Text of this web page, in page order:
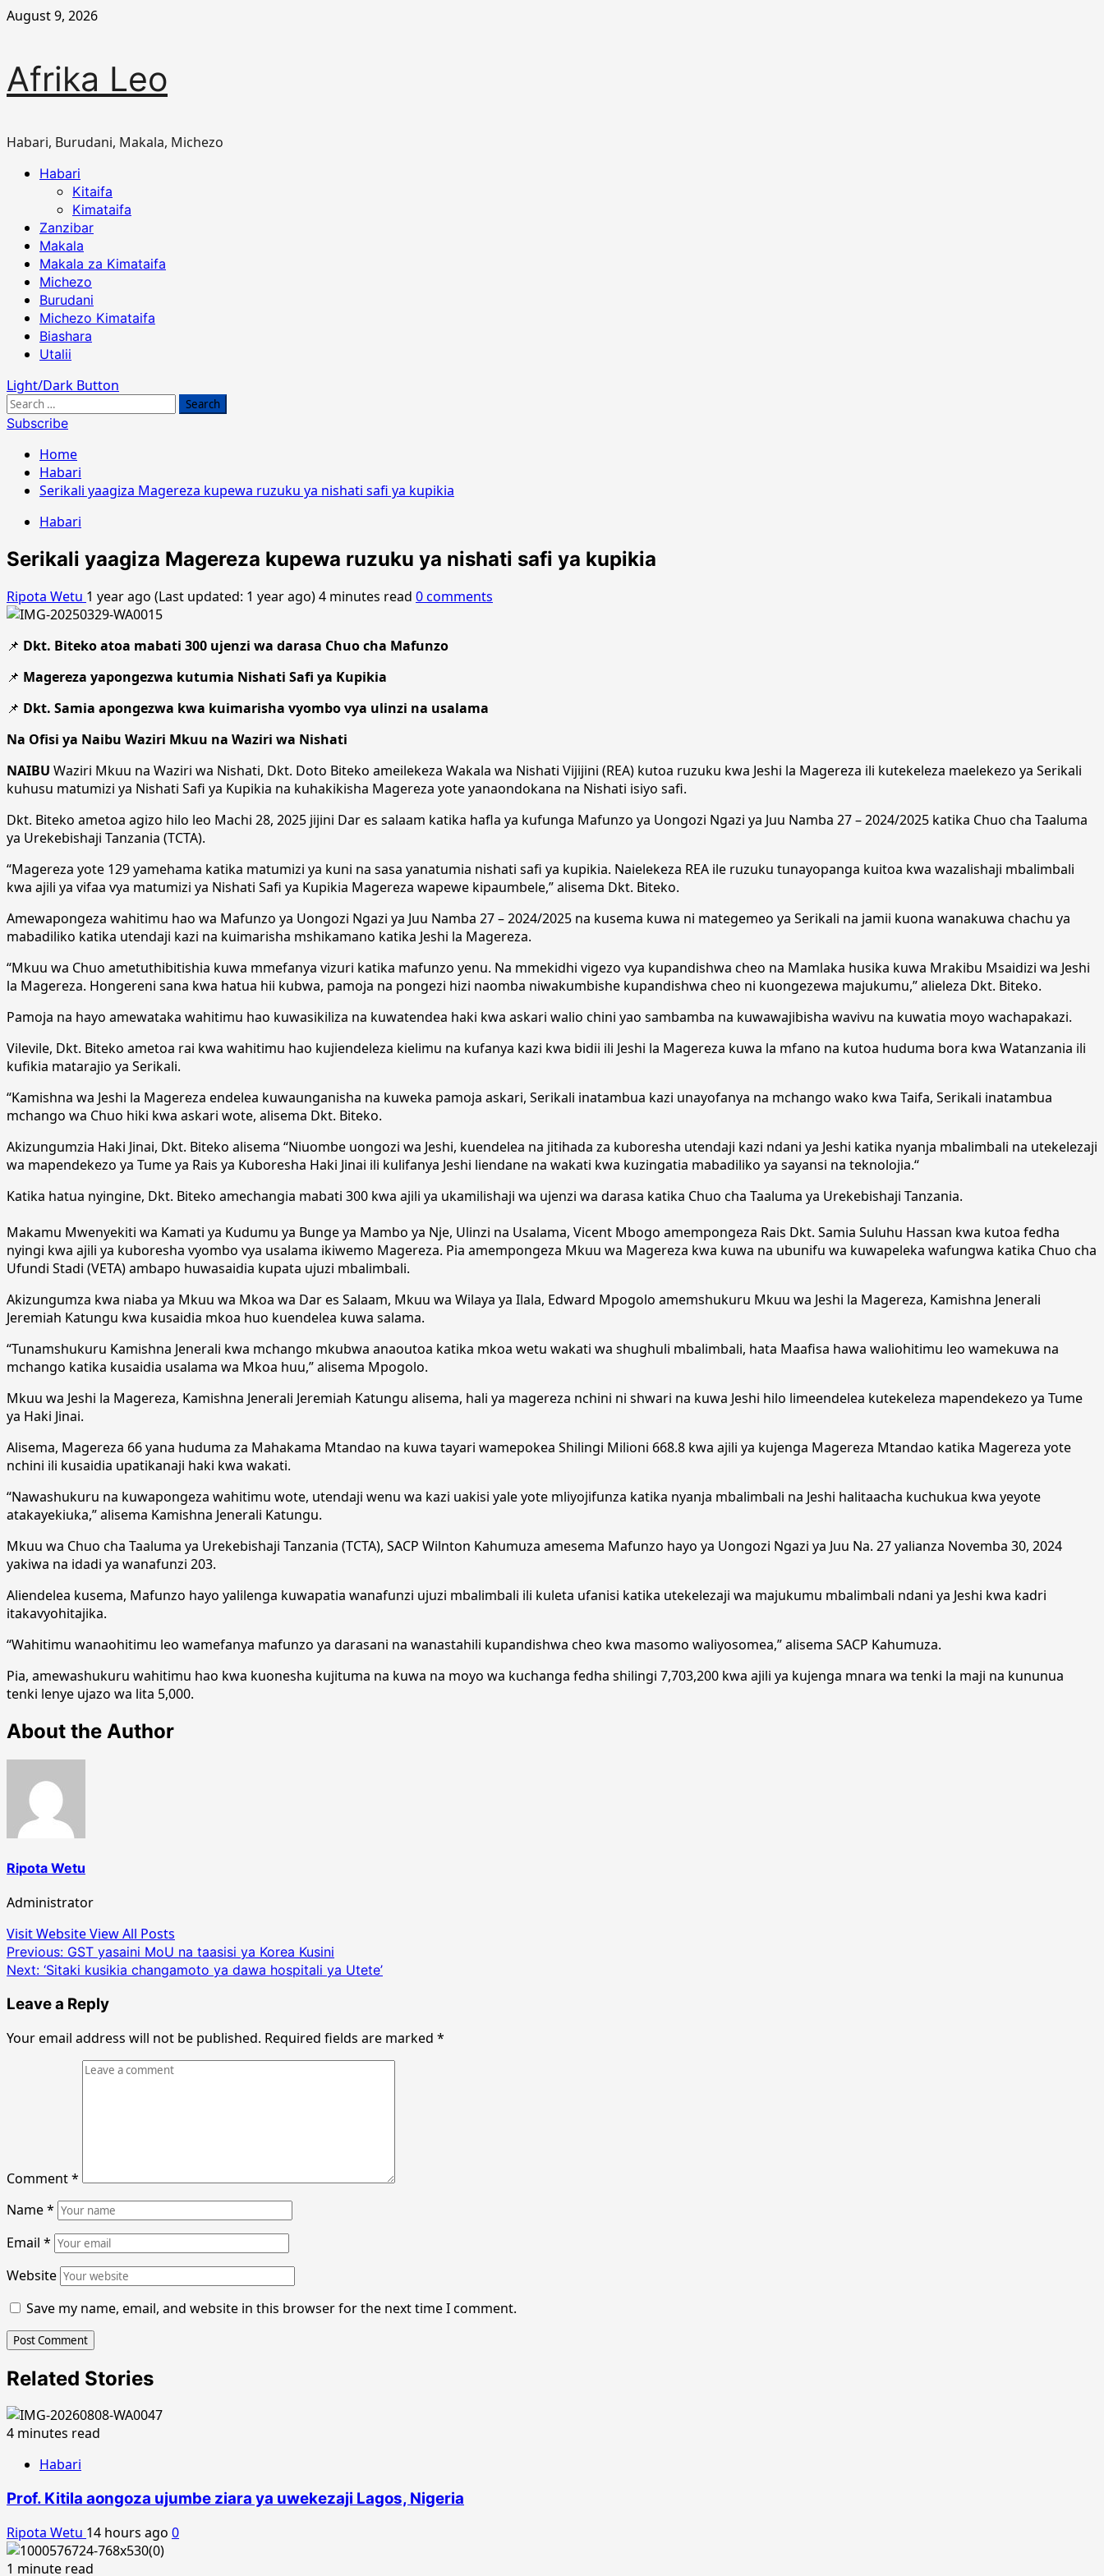
Skip
August 9, 2026
Afrika Leo
Habari, Burudani, Makala, Michezo
PrimaryHabari
Kitaifa
Kimataifa
Zanzibar
Makala
Makala za Kimataifa
Michezo
Burudani
Michezo Kimataifa
Biashara
Utalii
Light/Dark Button
Search
for:
Subscribe
Home
Habari
Serikali yaagiza Magereza kupewa ruzuku ya nishati safi ya kupikia
Habari
Serikali yaagiza Magereza kupewa ruzuku ya nishati safi ya kupikia
Ripota Wetu 1 year ago (Last updated: 1 year ago)4 minutes read 0 comments
📌 Dkt. Biteko atoa mabati 300 ujenzi wa darasa Chuo cha Mafunzo
📌 Magereza yapongezwa kutumia Nishati Safi ya Kupikia
📌 Dkt. Samia apongezwa kwa kuimarisha vyombo vya ulinzi na usalama
Na Ofisi ya Naibu Waziri Mkuu na Waziri wa Nishati
NAIBU Waziri Mkuu na Waziri wa Nishati, Dkt. Doto Biteko ameilekeza Wakala wa Nishati Vijijini (REA) kutoa ruzuku kwa Jeshi la Magereza ili kutekeleza maelekezo ya Serikali
kuhusu matumizi ya Nishati Safi ya Kupikia na kuhakikisha Magereza yote yanaondokana na Nishati isiyo safi.
Dkt. Biteko ametoa agizo hilo leo Machi 28, 2025 jijini Dar es salaam katika hafla ya kufunga Mafunzo ya Uongozi Ngazi ya Juu Namba 27 – 2024/2025 katika Chuo cha Taaluma
ya Urekebishaji Tanzania (TCTA).
“Magereza yote 129 yamehama katika matumizi ya kuni na sasa yanatumia nishati safi ya kupikia. Naielekeza REA ile ruzuku tunayopanga kuitoa kwa wazalishaji mbalimbali
kwa ajili ya vifaa vya matumizi ya Nishati Safi ya Kupikia Magereza wapewe kipaumbele,” alisema Dkt. Biteko.
Amewapongeza wahitimu hao wa Mafunzo ya Uongozi Ngazi ya Juu Namba 27 – 2024/2025 na kusema kuwa ni mategemeo ya Serikali na jamii kuona wanakuwa chachu ya
mabadiliko katika utendaji kazi na kuimarisha mshikamano katika Jeshi la Magereza.
“Mkuu wa Chuo ametuthibitishia kuwa mmefanya vizuri katika mafunzo yenu. Na mmekidhi vigezo vya kupandishwa cheo na Mamlaka husika kuwa Mrakibu Msaidizi wa Jeshi
la Magereza. Hongereni sana kwa hatua hii kubwa, pamoja na pongezi hizi naomba niwakumbishe kupandishwa cheo ni kuongezewa majukumu,” alieleza Dkt. Biteko.
Pamoja na hayo amewataka wahitimu hao kuwasikiliza na kuwatendea haki kwa askari walio chini yao sambamba na kuwawajibisha wavivu na kuwatia moyo wachapakazi.
Vilevile, Dkt. Biteko ametoa rai kwa wahitimu hao kujiendeleza kielimu na kufanya kazi kwa bidii ili Jeshi la Magereza kuwa la mfano na kutoa huduma bora kwa Watanzania ili
kufikia matarajio ya Serikali.
“Kamishna wa Jeshi la Magereza endelea kuwaunganisha na kuweka pamoja askari, Serikali inatambua kazi unayofanya na mchango wako kwa Taifa, Serikali inatambua
mchango wa Chuo hiki kwa askari wote, alisema Dkt. Biteko.
Akizungumzia Haki Jinai, Dkt. Biteko alisema “Niuombe uongozi wa Jeshi, kuendelea na jitihada za kuboresha utendaji kazi ndani ya Jeshi katika nyanja mbalimbali na utekelezaji
wa mapendekezo ya Tume ya Rais ya Kuboresha Haki Jinai ili kulifanya Jeshi liendane na wakati kwa kuzingatia mabadiliko ya sayansi na teknolojia.“
Katika hatua nyingine, Dkt. Biteko amechangia mabati 300 kwa ajili ya ukamilishaji wa ujenzi wa darasa katika Chuo cha Taaluma ya Urekebishaji Tanzania.
Makamu Mwenyekiti wa Kamati ya Kudumu ya Bunge ya Mambo ya Nje, Ulinzi na Usalama, Vicent Mbogo amempongeza Rais Dkt. Samia Suluhu Hassan kwa kutoa fedha
nyingi kwa ajili ya kuboresha vyombo vya usalama ikiwemo Magereza. Pia amempongeza Mkuu wa Magereza kwa kuwa na ubunifu wa kuwapeleka wafungwa katika Chuo cha
Ufundi Stadi (VETA) ambapo huwasaidia kupata ujuzi mbalimbali.
Akizungumza kwa niaba ya Mkuu wa Mkoa wa Dar es Salaam, Mkuu wa Wilaya ya Ilala, Edward Mpogolo amemshukuru Mkuu wa Jeshi la Magereza, Kamishna Jenerali
Jeremiah Katungu kwa kusaidia mkoa huo kuendelea kuwa salama.
“Tunamshukuru Kamishna Jenerali kwa mchango mkubwa anaoutoa katika mkoa wetu wakati wa shughuli mbalimbali, hata Maafisa hawa waliohitimu leo wamekuwa na
mchango katika kusaidia usalama wa Mkoa huu,” alisema Mpogolo.
Mkuu wa Jeshi la Magereza, Kamishna Jenerali Jeremiah Katungu alisema, hali ya magereza nchini ni shwari na kuwa Jeshi hilo limeendelea kutekeleza mapendekezo ya Tume
ya Haki Jinai.
Alisema, Magereza 66 yana huduma za Mahakama Mtandao na kuwa tayari wamepokea Shilingi Milioni 668.8 kwa ajili ya kujenga Magereza Mtandao katika Magereza yote
nchini ili kusaidia upatikanaji haki kwa wakati.
“Nawashukuru na kuwapongeza wahitimu wote, utendaji wenu wa kazi uakisi yale yote mliyojifunza katika nyanja mbalimbali na Jeshi halitaacha kuchukua kwa yeyote
atakayekiuka,” alisema Kamishna Jenerali Katungu.
Mkuu wa Chuo cha Taaluma ya Urekebishaji Tanzania (TCTA), SACP Wilnton Kahumuza amesema Mafunzo hayo ya Uongozi Ngazi ya Juu Na. 27 yalianza Novemba 30, 2024
yakiwa na idadi ya wanafunzi 203.
Aliendelea kusema, Mafunzo hayo yalilenga kuwapatia wanafunzi ujuzi mbalimbali ili kuleta ufanisi katika utekelezaji wa majukumu mbalimbali ndani ya Jeshi kwa kadri
itakavyohitajika.
“Wahitimu wanaohitimu leo wamefanya mafunzo ya darasani na wanastahili kupandishwa cheo kwa masomo waliyosomea,” alisema SACP Kahumuza.
Pia, amewashukuru wahitimu hao kwa kuonesha kujituma na kuwa na moyo wa kuchanga fedha shilingi 7,703,200 kwa ajili ya kujenga mnara wa tenki la maji na kununua
tenki lenye ujazo wa lita 5,000.
About the Author
Ripota Wetu
Administrator
Visit WebsiteView All Posts
Post
navigation
Previous: GST yasaini MoU na taasisi ya Korea Kusini
Next: ‘Sitaki kusikia changamoto ya dawa hospitali ya Utete’
Leave a Reply
Your email address will not be published. Required fields are marked *
Comment*
Name*
Email *
Website
Save my name, email, and website in this browser for the next time I comment.
Related Stories
4 minutes read
Habari
Prof. Kitila aongoza ujumbe ziara ya uwekezaji Lagos, Nigeria
Ripota Wetu 14 hours ago 0
1 minute read